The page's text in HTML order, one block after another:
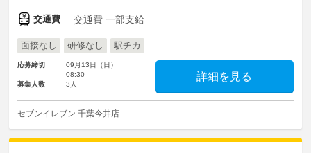
交通費 交通費 一部支給
面接なし 研修なし 駅チカ
応募締切
09月13日（日）
08:30
募集人数
3人
詳細を見る
セブンイレブン 千葉今井店